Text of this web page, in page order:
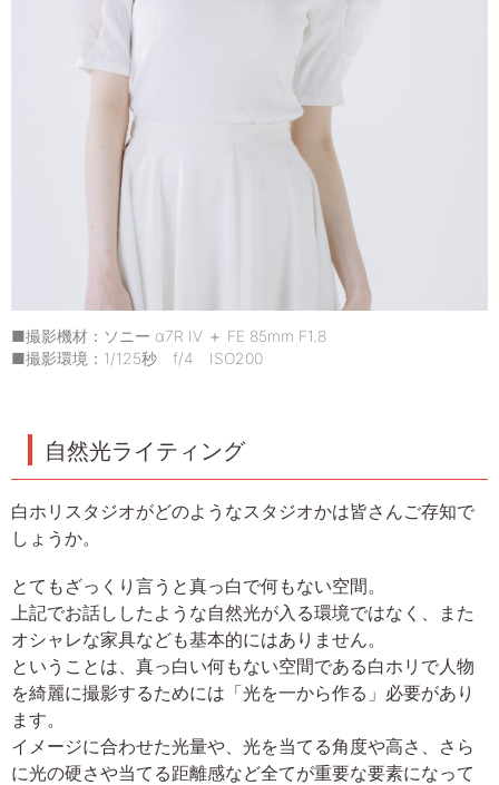
■撮影機材：ソニー α7R IV ＋ FE 85mm F1.8
■撮影環境：1/125秒 f/4 ISO200
自然光ライティング
白ホリスタジオがどのようなスタジオかは皆さんご存知で
しょうか。
とてもざっくり言うと真っ白で何もない空間。
上記でお話ししたような自然光が入る環境ではなく、また
オシャレな家具なども基本的にはありません。
ということは、真っ白い何もない空間である白ホリで人物
を綺麗に撮影するためには「光を一から作る」必要があり
ます。
イメージに合わせた光量や、光を当てる角度や高さ、さら
に光の硬さや当てる距離感など全てが重要な要素になって